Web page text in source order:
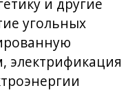
и другие
угольных
электрификация